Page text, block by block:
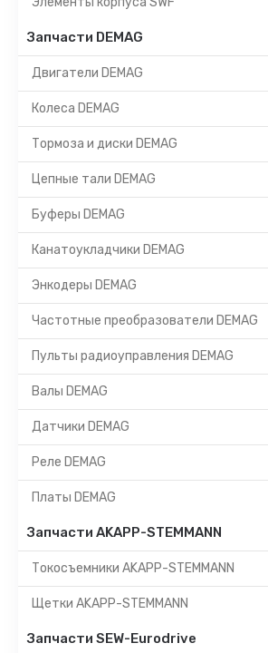
Запчасти DEMAG
Двигатели DEMAG
Колеса DEMAG
Тормоза и диски DEMAG
Цепные тали DEMAG
Буферы DEMAG
Канатоукладчики DEMAG
Энкодеры DEMAG
Частотные преобразователи DEMAG
Пульты радиоуправления DEMAG
Валы DEMAG
Датчики DEMAG
Реле DEMAG
Платы DEMAG
Запчасти AKAPP-STEMMANN
Токосъемники AKAPP-STEMMANN
Щетки AKAPP-STEMMANN
Запчасти SEW-Eurodrive